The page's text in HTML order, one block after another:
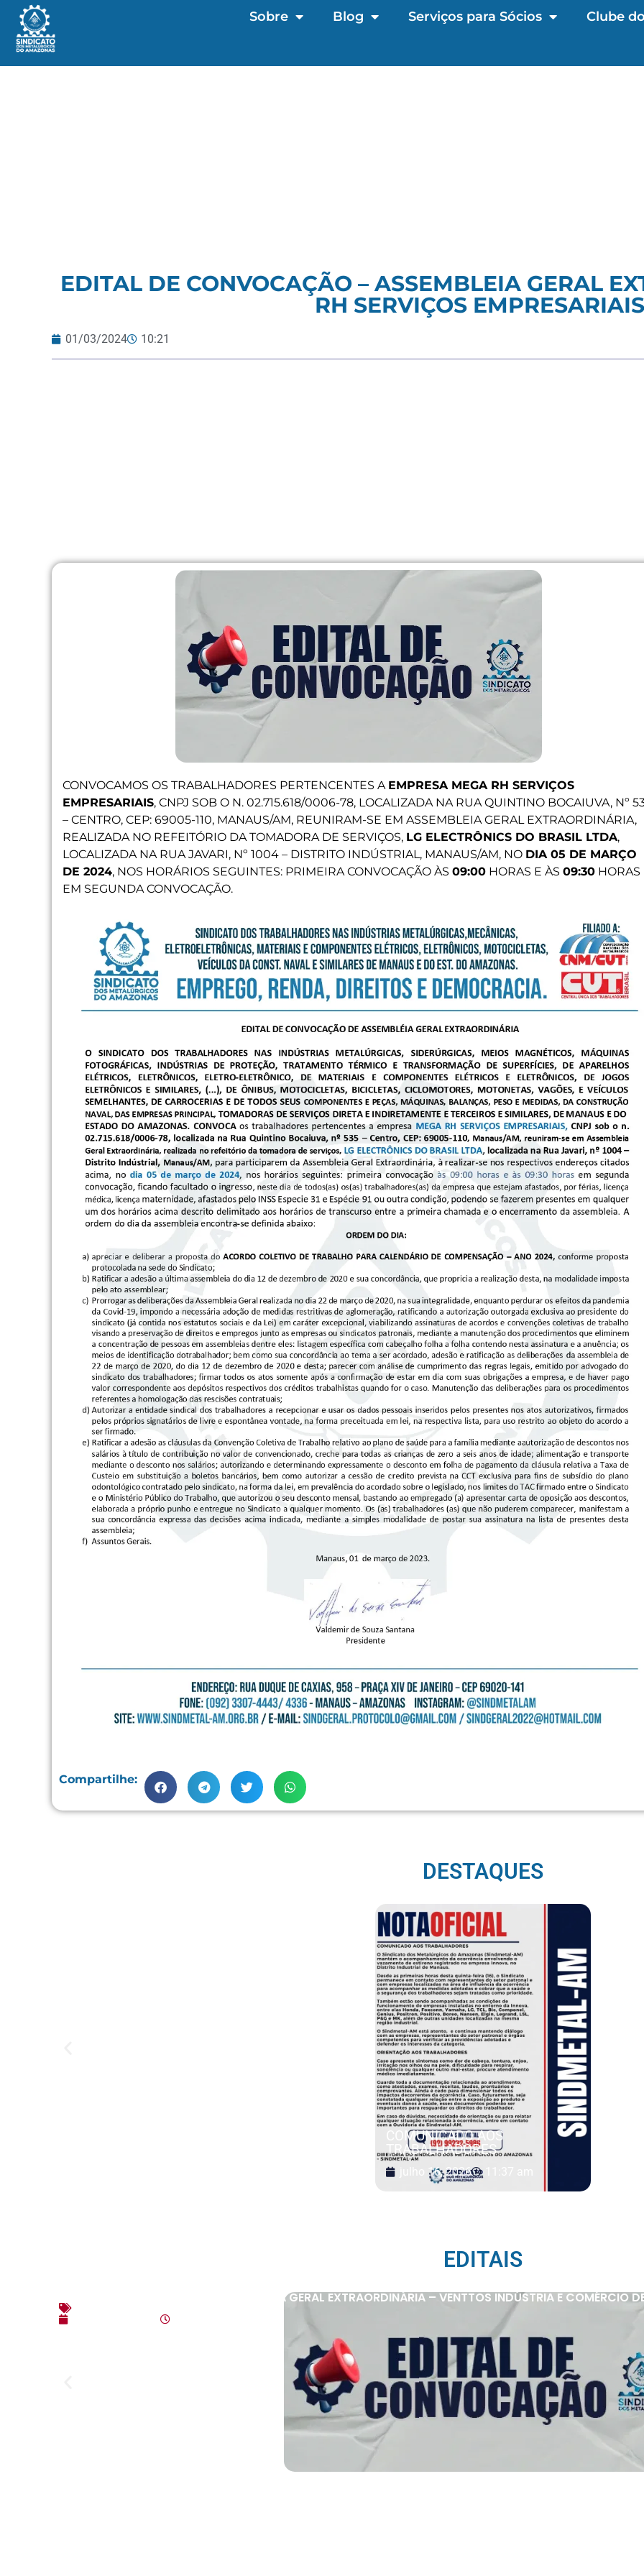
Sobre Blog Serviços para Sócios Clube
EDITAL DE CONVOCAÇÃO – ASSEMBLEIA GERAL
RH SERVIÇOS
01/03/2024 10:21
CONVOCAMOS OS TRABALHADORES PERTENCENTES A EMPRESA MEGA RH SERVIÇOS
EMPRESARIAIS, CNPJ SOB O N. 02.715.618/0006-78, LOCALIZADA NA RUA QUINTINO BOCAIUVA, Nº
– CENTRO, CEP: 69005-110, MANAUS/AM, REUNIRAM-SE EM ASSEMBLEIA GERAL EXTRAORDINÁRIA,
REALIZADA NO REFEITÓRIO DA TOMADORA DE SERVIÇOS, LG ELECTRÔNICS DO BRASIL LTDA,
LOCALIZADA NA RUA JAVARI, Nº 1004 – DISTRITO INDÚSTRIAL, MANAUS/AM, NO DIA 05 DE MARÇO
DE 2024, NOS HORÁRIOS SEGUINTES: PRIMEIRA CONVOCAÇÃO ÀS 09:00 HORAS E ÀS 09:30 HORAS
EM SEGUNDA CONVOCAÇÃO.
Compartilhe:
DESTAQUES
COMUNICADO AOS
TRABALHADORES
julho 16, 2026
EDITAIS
EDITAL DE CONVOCAÇÃO – ASSEMBLEIA GERAL EXTRAORDINÁRIA – VENTTOS INDÚSTRIA E COMÉRCIO